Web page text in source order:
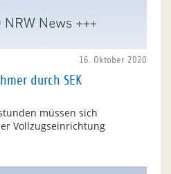
16. Oktober 2020
durch SEK
müssen sich
Vollzugseinrichtung